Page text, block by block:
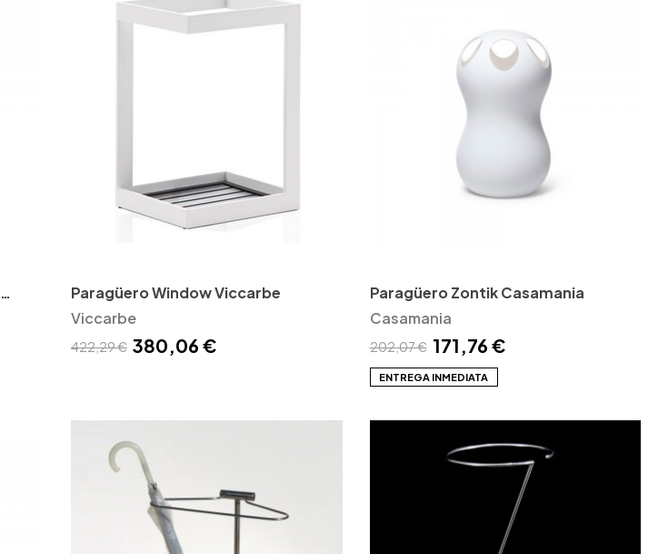
Paragüero Window Viccarbe
Viccarbe
422,29 € 380,06 €
Paragüero Zontik Casamania
Casamania
202,07 € 171,76 €
ENTREGA INMEDIATA